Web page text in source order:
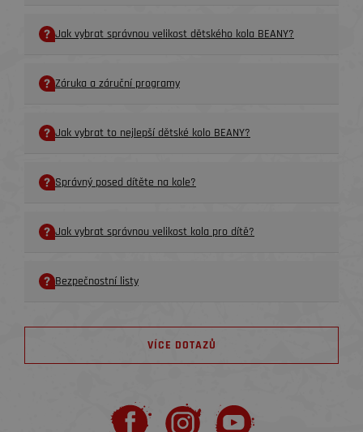
Jak vybrat správnou velikost dětského kola BEANY?
Záruka a záruční programy
Jak vybrat to nejlepší dětské kolo BEANY?
Správný posed dítěte na kole?
Jak vybrat správnou velikost kola pro dítě?
Bezpečnostní listy
VÍCE DOTAZŮ